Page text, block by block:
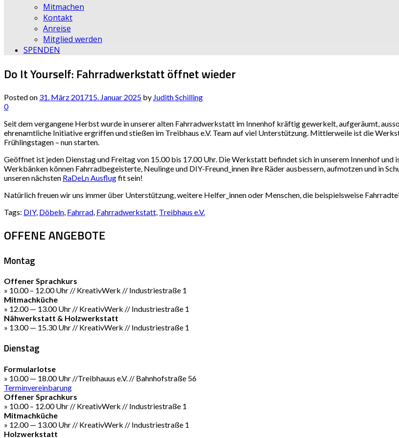
Mitmachen
Kontakt
Anreise
Mitglied werden
SPENDEN
Do It Yourself: Fahrradwerkstatt öffnet wieder
Posted on 31. März 201715. Januar 2025 by Judith Schilling
0
Seit dem vergangene Herbst wurde in unserer alten Fahrradwerkstatt im Innenhof kräftig gewerkelt, aufgeräumt,
ehrenamtliche Initiative ergriffen und stießen im Treibhaus e.V. Team auf viel Unterstützung. Mittlerweile ist die
Frühlingstagen – nun starten.
Geöffnet ist jeden Dienstag und Freitag von 15.00 bis 17.00 Uhr. Die Werkstatt befindet sich in unserem Innenhof
Werkbänken können Fahrradbegeisterte, Neulinge und DIY-Freund_innen ihre Räder ausbessern, aufmotzen und in
unseren nächsten RaDeLn Ausflugfit sein!
Natürlich freuen wir uns immer über Unterstützung, weitere Helfer_innen oder Menschen, die beispielsweise
Tags: DIY, Döbeln, Fahrrad, Fahrradwerkstatt, Treibhaus e.V.
OFFENE ANGEBOTE
Montag
Offener Sprachkurs
» 10.00 – 12.00 Uhr // KreativWerk // Industriestraße 1
Mitmachküche
» 12.00 — 13.00 Uhr // KreativWerk // Industriestraße 1
Nähwerkstatt & Holzwerkstatt
» 13.00 — 15.30 Uhr // KreativWerk // Industriestraße 1
Dienstag
Formularlotse
» 10.00 — 18.00 Uhr //Treibhauus e.V. // Bahnhofstraße 56
Terminvereinbarung
Offener Sprachkurs
» 10.00 – 12.00 Uhr // KreativWerk // Industriestraße 1
Mitmachküche
» 12.00 — 13.00 Uhr // KreativWerk // Industriestraße 1
Holzwerkstatt